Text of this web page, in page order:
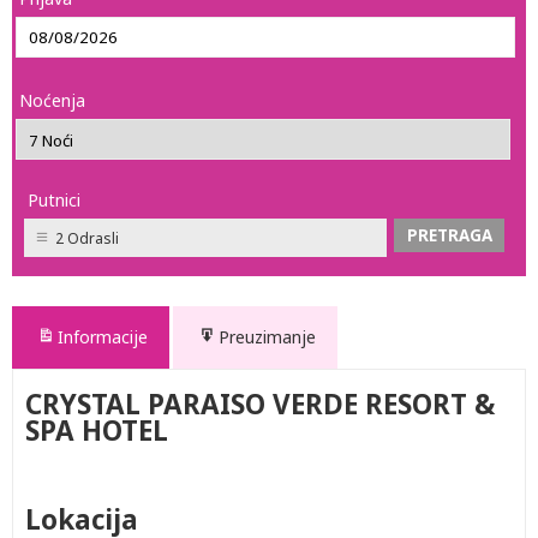
Noćenja
Putnici
2 Odrasli
Informacije Preuzimanje
CRYSTAL PARAISO VERDE RESORT &
SPA HOTEL
Lokacija